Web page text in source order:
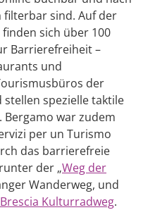
filterbar sind. Auf der
sich über 100
Barrierefreiheit –
und
der
spezielle taktile
war zudem
per un Turismo
das barrierefreie
der „Weg der
Wanderweg, und
Kulturradweg.